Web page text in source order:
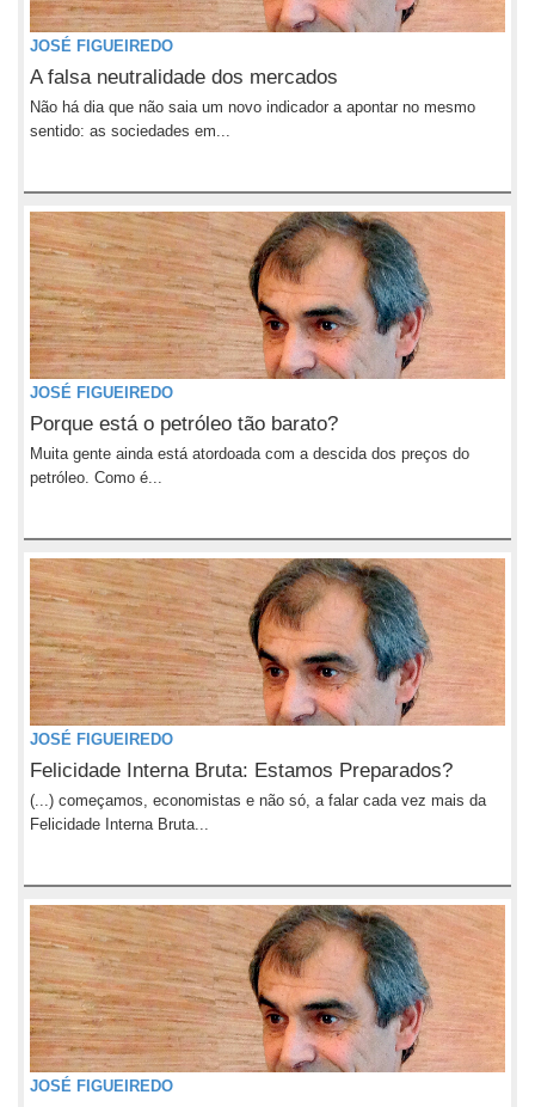
JOSÉ FIGUEIREDO
A falsa neutralidade dos mercados
Não há dia que não saia um novo indicador a apontar no mesmo
sentido: as sociedades em...
JOSÉ FIGUEIREDO
Porque está o petróleo tão barato?
Muita gente ainda está atordoada com a descida dos preços do
petróleo. Como é...
JOSÉ FIGUEIREDO
Felicidade Interna Bruta: Estamos Preparados?
(...) começamos, economistas e não só, a falar cada vez mais da
Felicidade Interna Bruta...
JOSÉ FIGUEIREDO